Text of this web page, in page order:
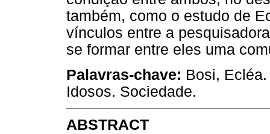
também, como o estudo de
vínculos entre a
se formar entre eles uma
Palavras-chave: Bosi,
Idosos. Sociedade.
ABSTRACT